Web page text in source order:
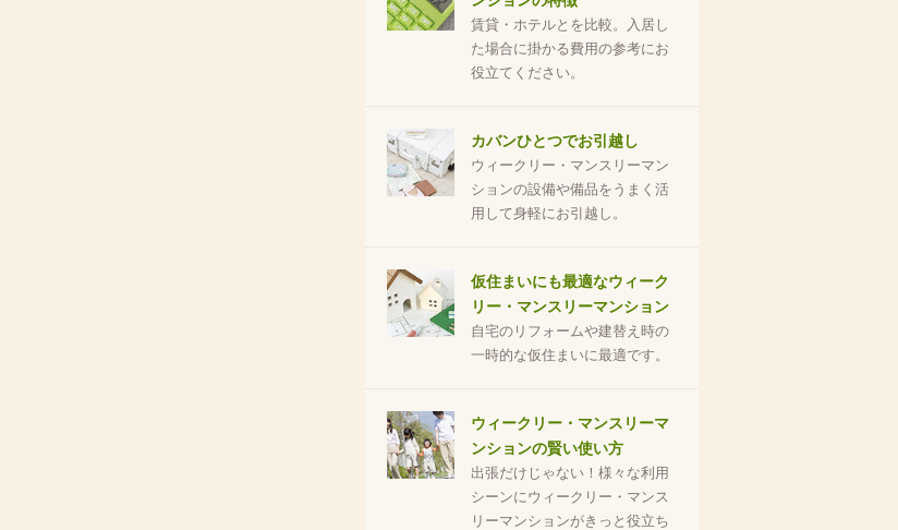
賃貸・ホテルとを比較。入居し
た場合に掛かる費用の参考にお
役立てください。
カバンひとつでお引越し
ウィークリー・マンスリーマン
ションの設備や備品をうまく活
用して身軽にお引越し。
仮住まいにも最適なウィーク
リー・マンスリーマンション
自宅のリフォームや建替え時の
一時的な仮住まいに最適です。
ウィークリー・マンスリーマ
ンションの賢い使い方
出張だけじゃない！様々な利用
シーンにウィークリー・マンス
リーマンションがきっと役立ち